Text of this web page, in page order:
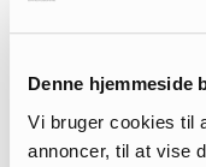
Denne hjemmeside
Vi bruger cookies til
annoncer, til at vise